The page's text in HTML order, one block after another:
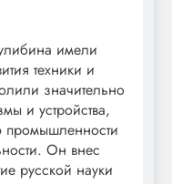
имели
техники и
значительно
и устройства,
промышленности
Он внес
русской науки